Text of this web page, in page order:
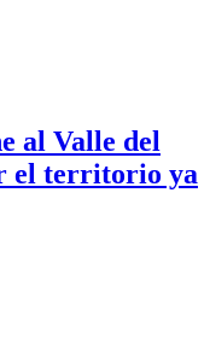
al Valle del
el territorio ya